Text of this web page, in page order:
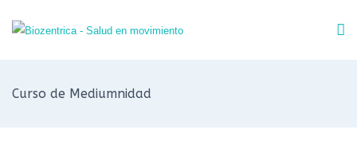
Curso de Mediumnidad